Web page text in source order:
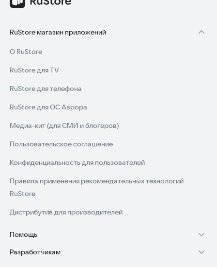
RuStore магазин приложений
О RuStore
RuStore для TV
RuStore для телефона
RuStore для ОС Аврора
Медиа-кит (для СМИ и блогеров)
Пользовательское соглашение
Конфиденциальность для пользователей
Правила применения рекомендательных технологий
RuStore
Дистрибутив для производителей
Помощь
Установка RuStore на TV
Разработчикам